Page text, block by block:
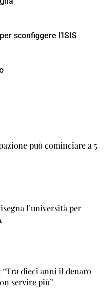
sconfiggere l’ISIS
può cominciare a 5
l’università per
“Tra dieci anni il denaro
servire più”